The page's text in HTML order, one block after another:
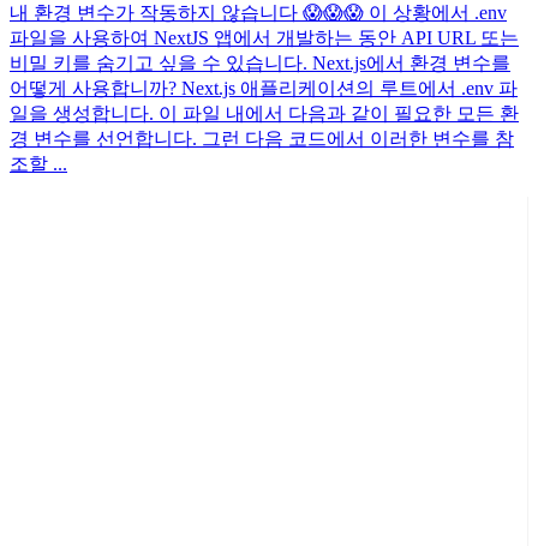
내 환경 변수가 작동하지 않습니다 😱😱😱 이 상황에서 .env
파일을 사용하여 NextJS 앱에서 개발하는 동안 API URL 또는
비밀 키를 숨기고 싶을 수 있습니다. Next.js에서 환경 변수를
어떻게 사용합니까? Next.js 애플리케이션의 루트에서 .env 파
일을 생성합니다. 이 파일 내에서 다음과 같이 필요한 모든 환
경 변수를 선언합니다. 그런 다음 코드에서 이러한 변수를 참
조할 ...